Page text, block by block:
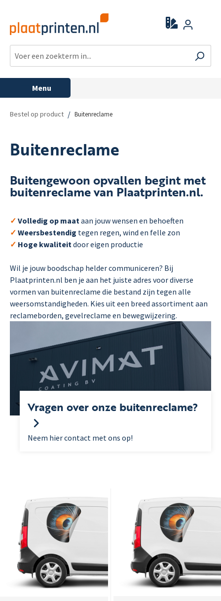
Menu
Bestel op product / Buitenreclame
Buitenreclame
Buitengewoon opvallen begint met
buitenreclame van Plaatprinten.nl.
✓ Volledig op maataan jouw wensen en behoeften
✓ Weersbestendig tegen regen, wind en felle zon
✓ Hoge kwaliteitdoor eigen productie
Wil je jouw boodschap helder communiceren? Bij
Plaatprinten.nl ben je aan het juiste adres voor diverse
vormen van buitenreclame die bestand zijn tegen alle
weersomstandigheden. Kies uit een breed assortiment aan
reclameborden, gevelreclame en bewegwijzering.
Vragen over onze buitenreclame?
Neem hier contact met ons op!